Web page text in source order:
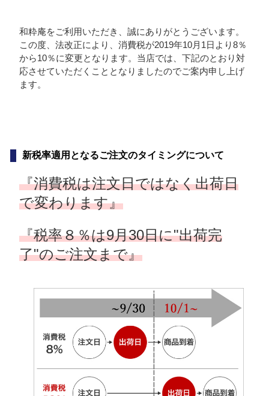
和粋庵をご利用いただき、誠にありがとうございます。
この度、法改正により、消費税が2019年10月1日より8％
から10％に変更となります。当店では、下記のとおり対
応させていただくこととなりましたのでご案内申し上げ
ます。
新税率適用となるご注文のタイミングについて
『消費税は注文日ではなく出荷日
で変わります』
『税率８％は9月30日に"出荷完
了"のご注文まで』